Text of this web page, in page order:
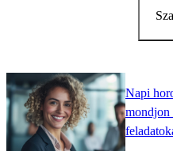
Napi
mondjon